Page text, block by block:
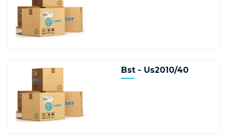
Bst - Us2010/40